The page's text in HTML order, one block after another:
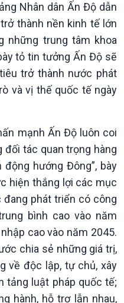
Tin thế giới
Vấn đề quốc tế
Hồ sơ sự kiện quốc tế
Thế giới & Việt Nam
Biên cương - Một dải vững
bền
Nhân dân Ấn Độ dẫn
thành nền kinh tế lớn
những trung tâm khoa
tỏ tin tưởng Ấn Độ sẽ
trở thành nước phát
và vị thế quốc tế ngày
mạnh Ấn Độ luôn coi
đối tác quan trọng hàng
hướng Đông”, bày
hiện thắng lợi các mục
phát triển có công
bình cao vào năm
cao vào năm 2045.
chia sẻ những giá trị,
về độc lập, tự chủ, xây
tảng luật pháp quốc tế;
hành, hỗ trợ lẫn nhau,